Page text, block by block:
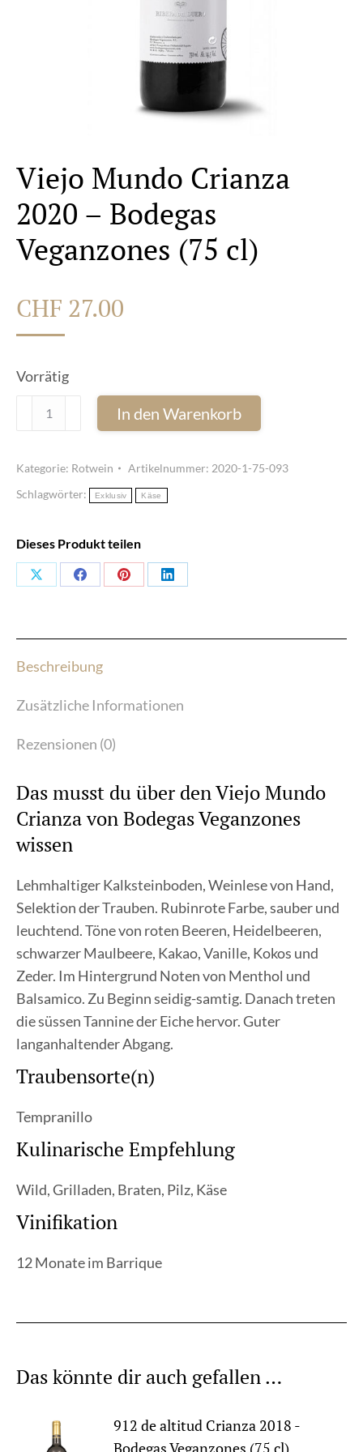
Viejo Mundo Crianza
2020 – Bodegas
Veganzones (75 cl)
CHF 27.00
Vorrätig
Viejo
Mundo
2020
-
Veganzones
(75
cl)
In den Warenkorb
Kategorie: Rotwein Artikelnummer: 2020-1-75-093
Schlagwörter:
Exklusiv Käse
Dieses Produkt teilen
Share
Share
Share
Share
Beschreibung
Zusätzliche Informationen
Rezensionen (0)
Das musst du über den Viejo Mundo
Crianza von Bodegas Veganzones
wissen
Lehmhaltiger Kalksteinboden, Weinlese von Hand,
Selektion der Trauben. Rubinrote Farbe, sauber und
leuchtend. Töne von roten Beeren, Heidelbeeren,
schwarzer Maulbeere, Kakao, Vanille, Kokos und
Zeder. Im Hintergrund Noten von Menthol und
Balsamico. Zu Beginn seidig-samtig. Danach treten
die süssen Tannine der Eiche hervor. Guter
langanhaltender Abgang.
Traubensorte(n)
Tempranillo
Kulinarische Empfehlung
Wild, Grilladen, Braten, Pilz, Käse
Vinifikation
12 Monate im Barrique
Das könnte dir auch gefallen …
912 de altitud Crianza 2018 -